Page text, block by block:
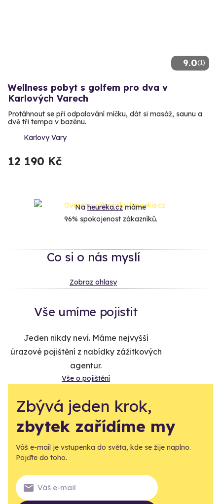
9.0(1)
Wellness pobyt s golfem pro dva v
Karlových Varech
Protáhnout se při odpalování míčku, dát si masáž, saunu a
dvě tři tempa v bazénu.
Karlovy Vary
12 190 Kč
Naheureka.czmáme
96% spokojenost zákazníků.
Co si o nás myslí
Zobraz ohlasy
Vše umíme pojistit
Jeden nikdy neví. Máme nejvyšší
úrazové pojištění z nabídky zážitkových
agentur.
Vše o pojištění
Zbývá jeden krok,
zbytek zařídíme my
Váš e-mail je vstupenka do světa, kde se žije naplno.
Pojďte do toho.